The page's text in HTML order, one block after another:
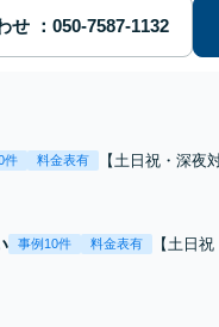
せ
件 料金表有
【土日祝・深夜
ただければ現場
事例10件 料金表有
【土日